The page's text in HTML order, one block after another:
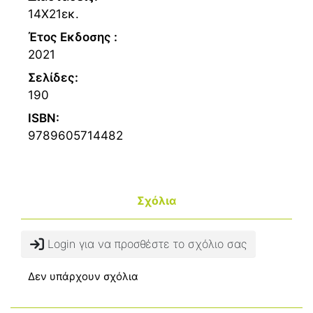
14Χ21εκ.
Έτος Εκδοσης :
2021
Σελίδες:
190
ISBN:
9789605714482
Σχόλια
Login για να προσθέστε το σχόλιο σας
Δεν υπάρχουν σχόλια